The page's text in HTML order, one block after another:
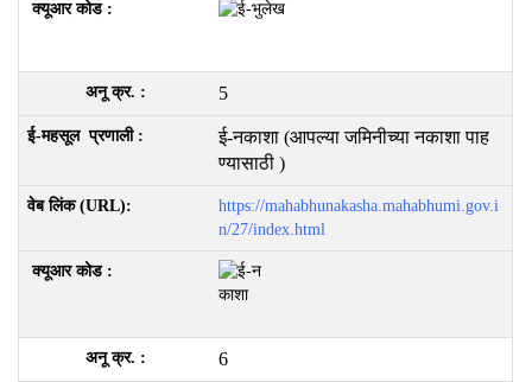
5
ई-नकाशा (आपल्या जमिनीच्या नकाशा पाह
ण्यासाठी )
https://mahabhunakasha.mahabhumi.gov.i
n/27/index.html
6